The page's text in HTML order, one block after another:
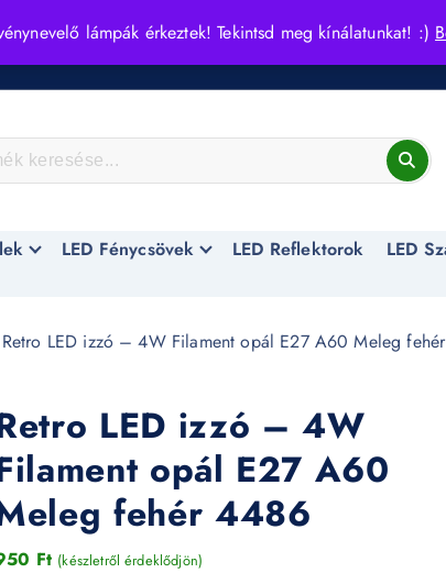
lámpák érkeztek! Tekintsd meg kínálatunkat! :)
LED Fénycsövek LED Reflektorok LED
LED izzó – 4W Filament opál E27 A60 Meleg fehér
LED izzó – 4W
opál E27 A60
fehér 4486
Ft (készletről érdeklődjön)